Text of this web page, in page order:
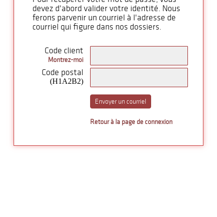
devez d'abord valider votre identité. Nous
ferons parvenir un courriel à l'adresse de
courriel qui figure dans nos dossiers.
Code client
Montrez-moi
Code postal
(H1A2B2)
Envoyer un courriel
Retour à la page de connexion